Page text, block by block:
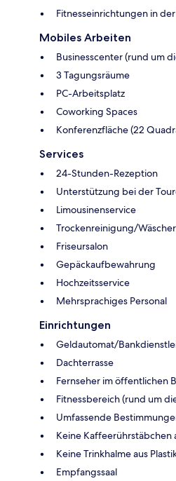
Fitnesseinrichtungen in
Mobiles Arbeiten
Businesscenter (rund um
3 Tagungsräume
PC-Arbeitsplatz
Coworking Spaces
Konferenzfläche (22
Services
24-Stunden-Rezeption
Unterstützung bei der
Limousinenservice
Trockenreinigung/
Friseursalon
Gepäckaufbewahrung
Hochzeitsservice
Mehrsprachiges Personal
Einrichtungen
Geldautomat/
Dachterrasse
Fernseher im öffentlichen
Fitnessbereich (rund um
Umfassende
Keine Kaffeerührstäbchen
Keine Trinkhalme aus
Empfangssaal